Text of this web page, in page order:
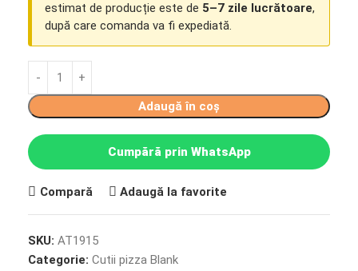
estimat de producție este de 5–7 zile lucrătoare,
după care comanda va fi expediată.
Adaugă în coș
Cumpără prin WhatsApp
Compară Adaugă la favorite
SKU: AT1915
Categorie: Cutii pizza Blank